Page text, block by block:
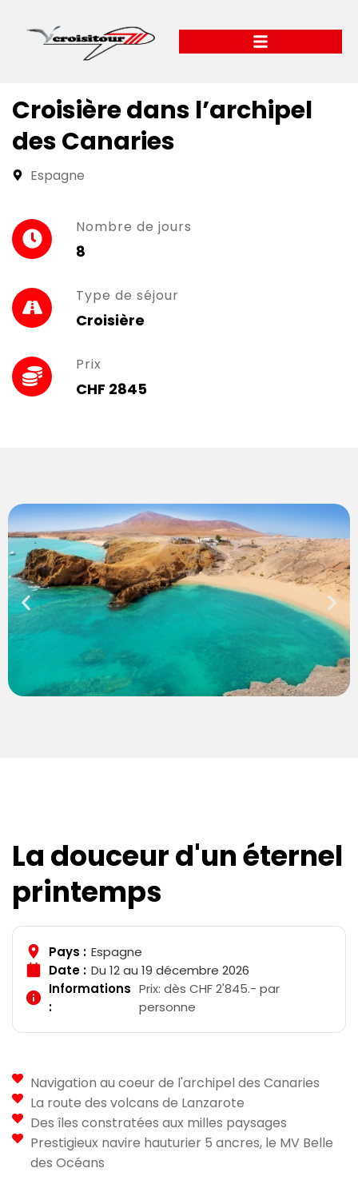
Croisière dans l’archipel
des Canaries
Espagne
Nombre de jours
8
Type de séjour
Croisière
Prix
CHF 2845
La douceur d'un éternel
printemps
Pays : Espagne
Date : Du 12 au 19 décembre 2026
Informations
:
Prix: dès CHF 2'845.- par
personne
Navigation au coeur de l'archipel des Canaries
La route des volcans de Lanzarote
Des îles constratées aux milles paysages
Prestigieux navire hauturier 5 ancres, le MV Belle
des Océans